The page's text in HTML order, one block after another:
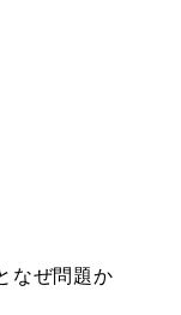
なぜ問題か